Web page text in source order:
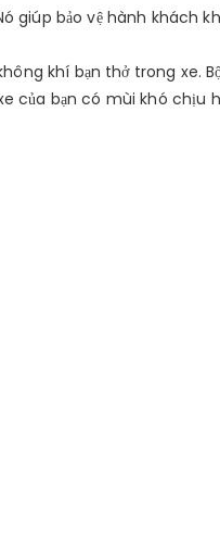
giúp bảo vệ hành khách
khí bạn thở trong xe.
của bạn có mùi khó